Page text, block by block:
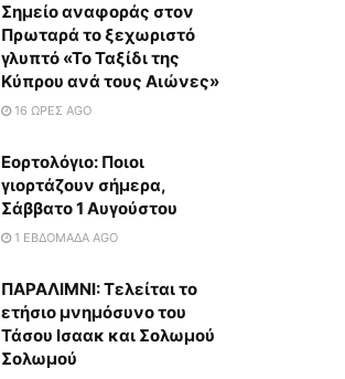
Σημείο αναφοράς στον
Πρωταρά το ξεχωριστό
γλυπτό «Το Ταξίδι της
Κύπρου ανά τους Αιώνες»
16 ΏΡΕΣ AGO
Εορτολόγιο: Ποιοι
γιορτάζουν σήμερα,
Σάββατο 1 Αυγούστου
1 ΕΒΔΟΜΆΔΑ AGO
ΠΑΡΑΛΙΜΝΙ: Τελείται το
ετήσιο μνημόσυνο του
Τάσου Ισαακ και Σολωμού
Σολωμού